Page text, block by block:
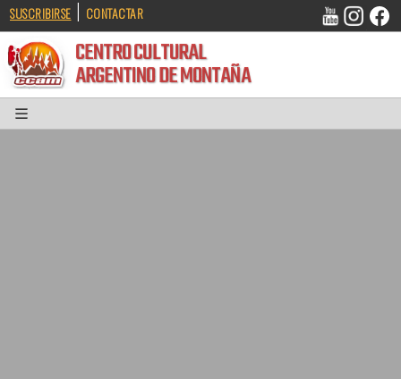
SUSCRIBIRSE | CONTACTAR
CENTRO CULTURAL
ARGENTINO DE MONTAÑA